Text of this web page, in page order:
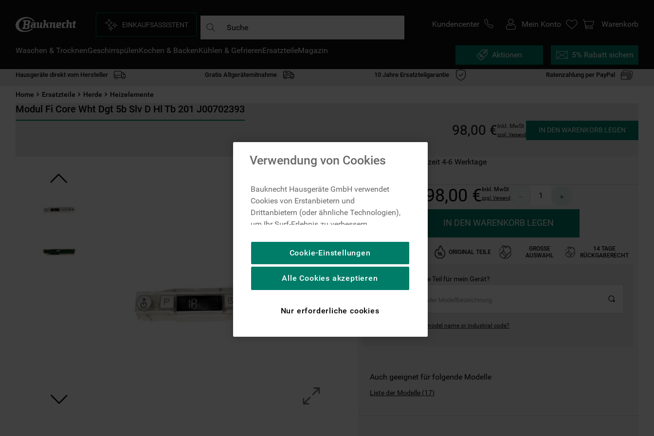
EINKAUFSASSISTENT Kundencenter Mein Konto Warenkorb
Waschen & TrocknenGeschirrspülenKochen & BackenKühlen & GefrierenErsatzteileMagazin Aktionen 5% Rabatt sichern
Hausgeräte direkt vom Hersteller Gratis Altgerätemitnahme 10 Jahre Ersatzteilgarantie Ratenzahlung per PayPal
Home Ersatzteile Herde Heizelemente
Modul Fi Core Wht Dgt 5b Slv D Hl Tb 201 J00702393
98,00 € Inkl. MwSt
zzgl. Versand
IN DEN WARENKORB LEGEN
Auf Lager: Lieferzeit 4-6 Werktage
98,00 €Inkl. MwSt
zzgl. Versand ＋
IN DEN WARENKORB LEGEN
ORIGINAL TEILE
GROSSE A
USWAHL
14 TAGE
RÜCKGABERECHT
Ist dies das richtige Teil für mein Gerät?
Where can I find the model name or industrial code?
Auch geeignet für folgende Modelle
Liste der Modelle (17)
Verwendung von Cookies
Bauknecht Hausgeräte GmbH verwendet
Cookies von Erstanbietern und
Drittanbietern (oder ähnliche Technologien),
um Ihr Surf-Erlebnis zu verbessern
um die redaktionellen Inhalte der Website
basierend auf Ihrer Nutzung der Website zu
personalisieren, die Funktionalität der
spezifische Funktionen anzubieten
(einschließlich über Drittanbieter und auf
anderen Websites oder sozialen
Plattformen, beispielsweise Google LLC –
Cookie-Einstellungen
Nur erforderliche cookies
Alle Cookies akzeptieren
DIE HÄUFIGSTEN SUCHANFRAGEN
gefrierschrank